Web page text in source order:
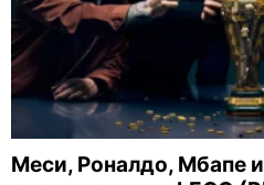
Меси, Роналдо, Мбапе